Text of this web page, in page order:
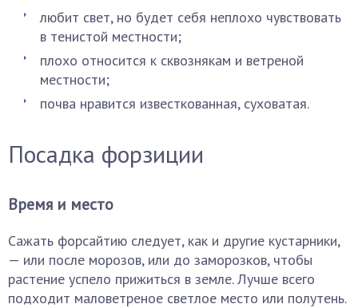
любит свет, но будет себя неплохо чувствовать
в тенистой местности;
плохо относится к сквознякам и ветреной
местности;
почва нравится известкованная, суховатая.
Посадка форзиции
Время и место
Сажать форсайтию следует, как и другие кустарники,
— или после морозов, или до заморозков, чтобы
растение успело прижиться в земле. Лучше всего
подходит маловетреное светлое место или полутень.